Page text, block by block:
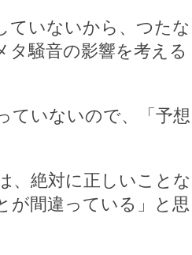
ていないから、つたな
タ騒音の影響を考える
ていないので、「予想
、絶対に正しいことな
間違っている」と思